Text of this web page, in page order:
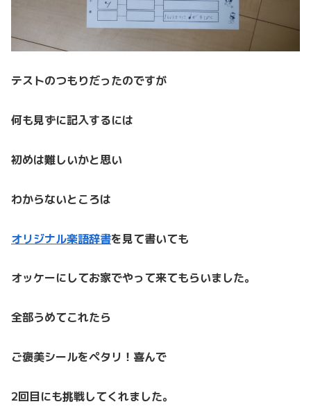
テストのつもりだったのですが
何も見ずに記入するには
初めは難しいかと思い
わからないところは
オリジナル楽語辞書を見て書いても
オッケーにしてお家でやって来てもらいました。
全部うめてこれたら
ご褒美シールをペタリ！喜んで
2回目にも挑戦してくれました。